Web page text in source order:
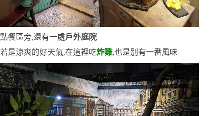
點餐區旁,還有一處戶外庭院
若是涼爽的好天氣,在這裡吃炸雞,也是別有一番風味